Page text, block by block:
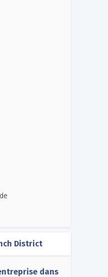
District
dans